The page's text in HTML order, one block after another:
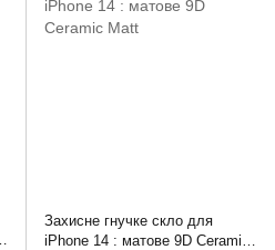
Захисне гнучке скло для
iPhone 14 : матове 9D Ceramic